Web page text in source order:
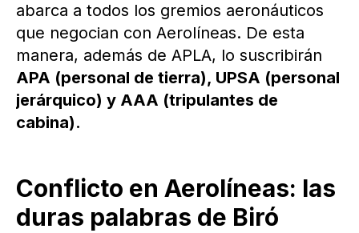
abarca a todos los gremios aeronáuticos
que negocian con Aerolíneas. De esta
manera, además de APLA, lo suscribirán
APA (personal de tierra), UPSA (personal
jerárquico) y AAA (tripulantes de
cabina).
Conflicto en Aerolíneas: las
duras palabras de Biró